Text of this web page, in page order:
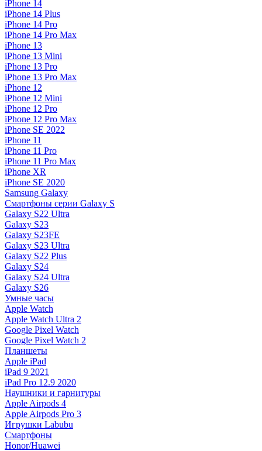
iPhone 14
iPhone 14 Plus
iPhone 14 Pro
iPhone 14 Pro Max
iPhone 13
iPhone 13 Mini
iPhone 13 Pro
iPhone 13 Pro Max
iPhone 12
iPhone 12 Mini
iPhone 12 Pro
iPhone 12 Pro Max
iPhone SE 2022
iPhone 11
iPhone 11 Pro
iPhone 11 Pro Max
iPhone XR
iPhone SE 2020
Samsung Galaxy
Смартфоны серии Galaxy S
Galaxy S22 Ultra
Galaxy S23
Galaxy S23FE
Galaxy S23 Ultra
Galaxy S22 Plus
Galaxy S24
Galaxy S24 Ultra
Galaxy S26
Умные часы
Apple Watch
Apple Watch Ultra 2
Google Pixel Watch
Google Pixel Watch 2
Планшеты
Apple iPad
iPad 9 2021
iPad Pro 12.9 2020
Наушники и гарнитуры
Apple Airpods 4
Apple Airpods Pro 3
Игрушки Labubu
Смартфоны
Honor/Huawei